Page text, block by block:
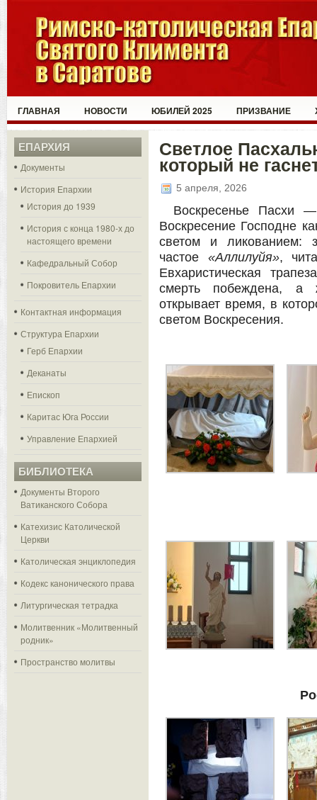
ГЛАВНАЯ НОВОСТИ ЮБИЛЕЙ 2025 ПРИЗВАНИЕ
ЕПАРХИЯ
Документы
История Епархии
История до 1939
История с конца 1980-х до
настоящего времени
Кафедральный Собор
Покровитель Епархии
Контактная информация
Структура Епархии
Герб Епархии
Деканаты
Епископ
Каритас Юга России
Управление Епархией
БИБЛИОТЕКА
Документы Второго
Ватиканского Собора
Катехизис Католической
Церкви
Католическая энциклопедия
Кодекс канонического права
Литургическая тетрадка
Молитвенник «Молитвенный
родник»
Пространство молитвы
Светлое
который не
5 апреля, 2026
Воскресенье Пасхи
Воскресение Господне
светом и ликованием:
частое «Аллилуйя»,
Евхаристическая
смерть побеждена, а
открывает время, в
светом Воскресения.